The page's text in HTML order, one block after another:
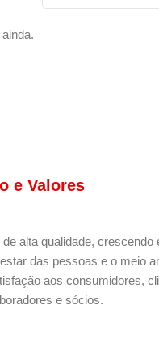
e Valores
alta qualidade, crescendo
das pessoas e o meio
aos consumidores,
e sócios.